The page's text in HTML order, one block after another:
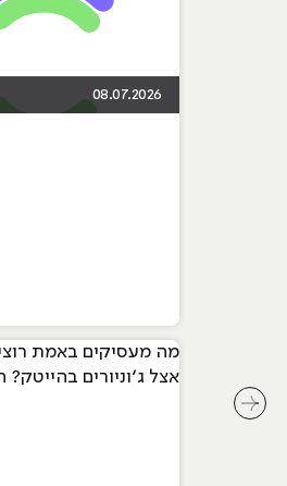
08.07.2026
מה מעסיקים באמת
אצל ג׳וניורים
לחץ לשיקופית קודמת בסליידר